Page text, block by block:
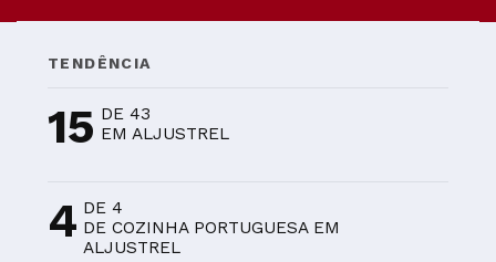
TENDÊNCIA
15 DE 43
EM ALJUSTREL
4 DE 4
DE COZINHA PORTUGUESA EM
ALJUSTREL